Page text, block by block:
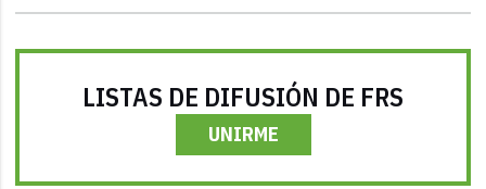
LISTAS DE DIFUSIÓN DE FRS
UNIRME